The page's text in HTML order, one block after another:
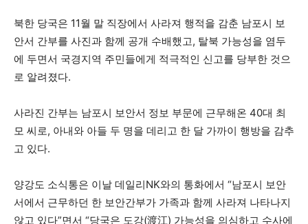
북한 당국은 11월 말 직장에서 사라져 행적을 감춘 남포시 보
안서 간부를 사진과 함께 공개 수배했고, 탈북 가능성을 염두
에 두면서 국경지역 주민들에게 적극적인 신고를 당부한 것으
로 알려졌다.
사라진 간부는 남포시 보안서 정보 부문에 근무해온 40대 최
모 씨로, 아내와 아들 두 명을 데리고 한 달 가까이 행방을 감추
고 있다.
양강도 소식통은 이날 데일리NK와의 통화에서 “남포시 보안
서에서 근무하던 한 보안간부가 가족과 함께 사라져 나타나지
않고 있다”면서 “당국은 도강(渡江) 가능성을 의심하고 수사에